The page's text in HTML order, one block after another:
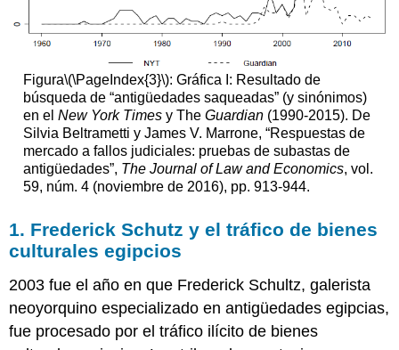
Figura\(\PageIndex{3}\): Gráfica I: Resultado de
búsqueda de “antigüedades saqueadas” (y sinónimos)
en el New York Timesy The Guardian(1990-2015). De
Silvia Beltrametti y James V. Marrone, “Respuestas de
mercado a fallos judiciales: pruebas de subastas de
antigüedades”, The Journal of Law and Economics, vol.
59, núm. 4 (noviembre de 2016), pp. 913-944.
1. Frederick Schutz y el tráfico de bienes
culturales egipcios
2003 fue el año en que Frederick Schultz, galerista
neoyorquino especializado en antigüedades egipcias,
fue procesado por el tráfico ilícito de bienes